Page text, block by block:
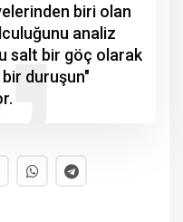
biri olan
analiz
salt bir göç olarak
duruşun"